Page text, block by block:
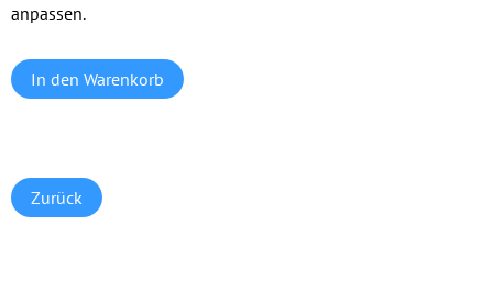
anpassen.
Zurück